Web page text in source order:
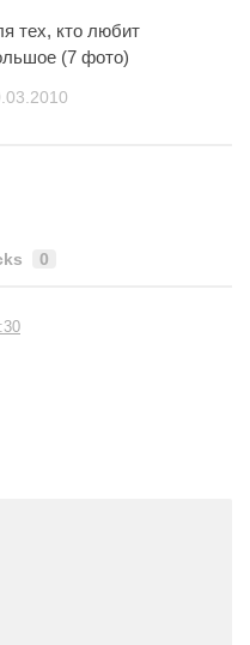
тех, кто любит
(7 фото)
0